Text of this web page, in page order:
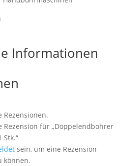
Informationen
Rezensionen.
Rezension für „Doppelendbohrer
Stk.“
sein, um eine Rezension
können.